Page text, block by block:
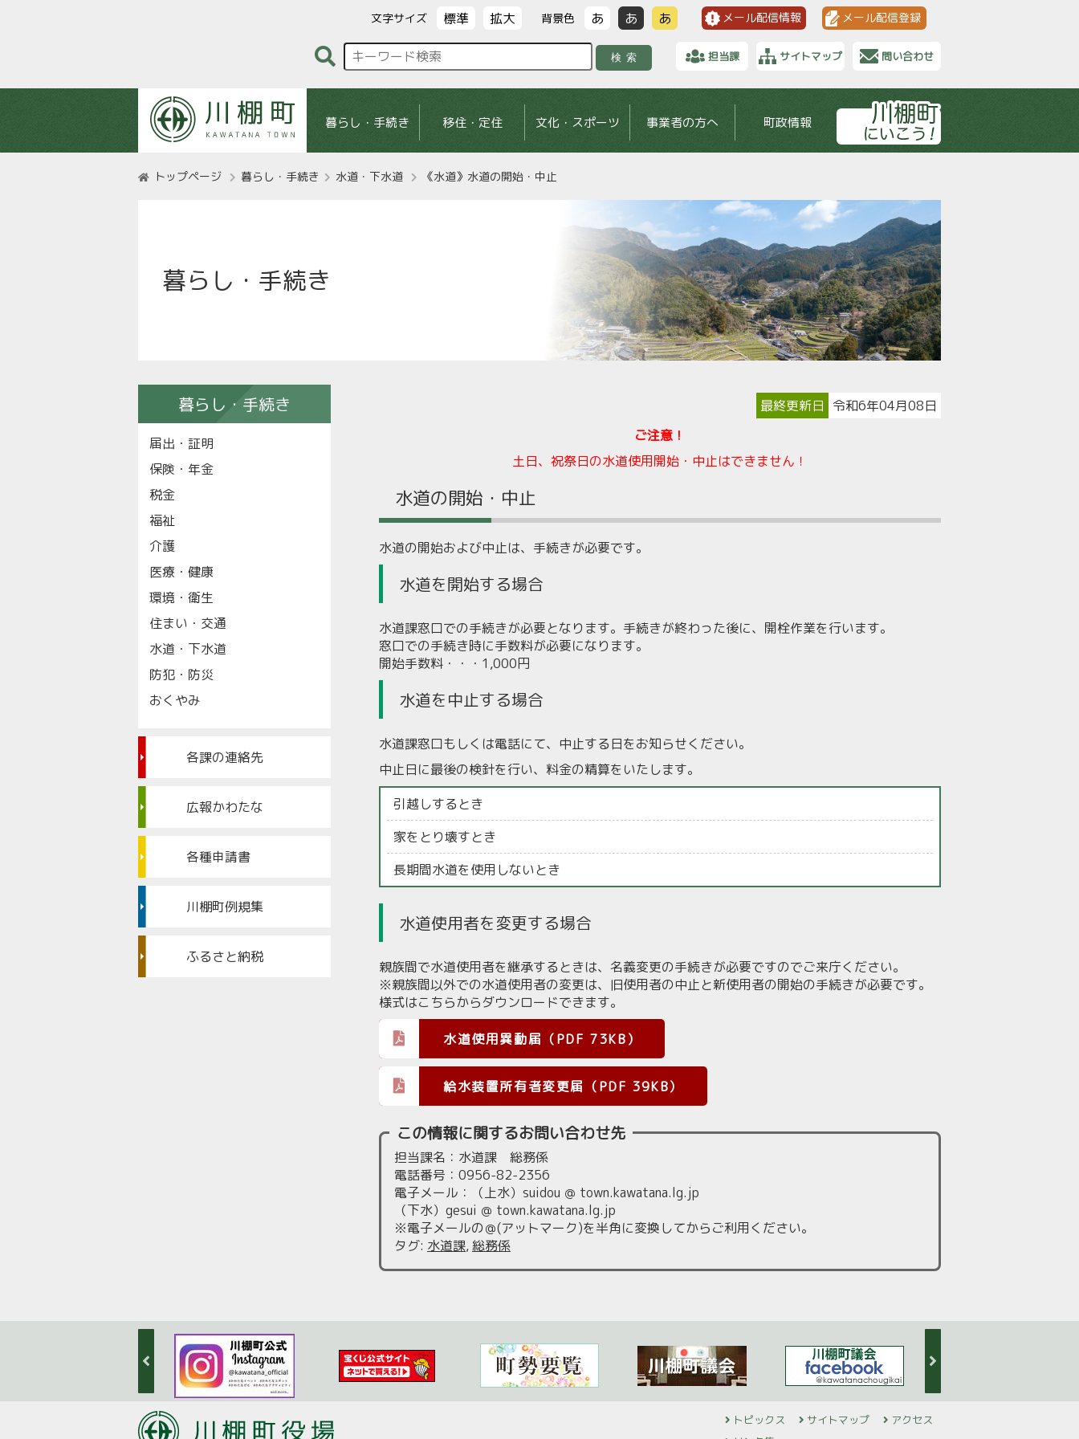
文字サイズ 標準 拡大 背景色 あ あ あ メール配信情報 メール配信登録
検索 担当課 サイトマップ 問い合わせ
暮らし・手続き 移住・定住 文化・スポーツ 事業者の方へ 町政情報
トップページ 暮らし・手続き 水道・下水道 《水道》水道の開始・中止
暮らし・手続き
最終更新日 令和6年04月08日
ご注意！
土日、祝祭日の水道使用開始・中止はできません！
水道の開始・中止
水道の開始および中止は、手続きが必要です。
水道を開始する場合
水道課窓口での手続きが必要となります。手続きが終わった後に、開栓作業を行います。
窓口での手続き時に手数料が必要になります。
開始手数料・・・1,000円
水道を中止する場合
水道課窓口もしくは電話にて、中止する日をお知らせください。
中止日に最後の検針を行い、料金の精算をいたします。
引越しするとき
家をとり壊すとき
長期間水道を使用しないとき
水道使用者を変更する場合
親族間で水道使用者を継承するときは、名義変更の手続きが必要ですのでご来庁ください。
※親族間以外での水道使用者の変更は、旧使用者の中止と新使用者の開始の手続きが必要です。
様式はこちらからダウンロードできます。
水道使用異動届（PDF 73KB）
給水装置所有者変更届（PDF 39KB）
この情報に関するお問い合わせ先
担当課名：水道課 総務係
電話番号：0956-82-2356
電子メール：（上水）suidou ＠ town.kawatana.lg.jp
（下水）gesui ＠ town.kawatana.lg.jp
※電子メールの＠(アットマーク)を半角に変換してからご利用ください。
タグ: 水道課,総務係
暮らし・手続き
届出・証明
保険・年金
税金
福祉
介護
医療・健康
環境・衛生
住まい・交通
水道・下水道
防犯・防災
おくやみ
各課の連絡先
広報かわたな
各種申請書
川棚町例規集
ふるさと納税
トピックス サイトマップ
アクセス